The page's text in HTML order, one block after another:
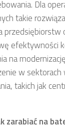
Dla
takie
przedsiębiorstw
efektywności
na
w sektorach
takich jak
zarabiać na